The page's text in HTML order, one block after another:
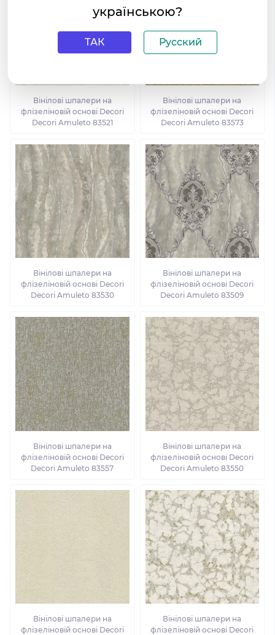
Вінілові шпалери на
флізеліновій основі Decori
Decori Amuleto 83521
Вінілові шпалери на
флізеліновій основі Decori
Decori Amuleto 83573
Вінілові шпалери на
флізеліновій основі Decori
Decori Amuleto 83530
Вінілові шпалери на
флізеліновій основі Decori
Decori Amuleto 83509
Вінілові шпалери на
флізеліновій основі Decori
Decori Amuleto 83557
Вінілові шпалери на
флізеліновій основі Decori
Decori Amuleto 83550
Вінілові шпалери на
флізеліновій основі Decori
Вінілові шпалери на
флізеліновій основі Decori
українською?
ТАК Русский